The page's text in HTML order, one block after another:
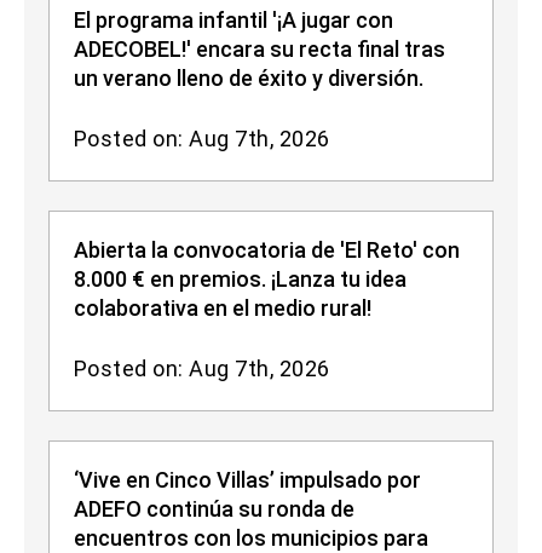
El programa infantil '¡A jugar con
ADECOBEL!' encara su recta final tras
un verano lleno de éxito y diversión.
Posted on: Aug 7th, 2026
Abierta la convocatoria de 'El Reto' con
8.000 € en premios. ¡Lanza tu idea
colaborativa en el medio rural!
Posted on: Aug 7th, 2026
‘Vive en Cinco Villas’ impulsado por
ADEFO continúa su ronda de
encuentros con los municipios para